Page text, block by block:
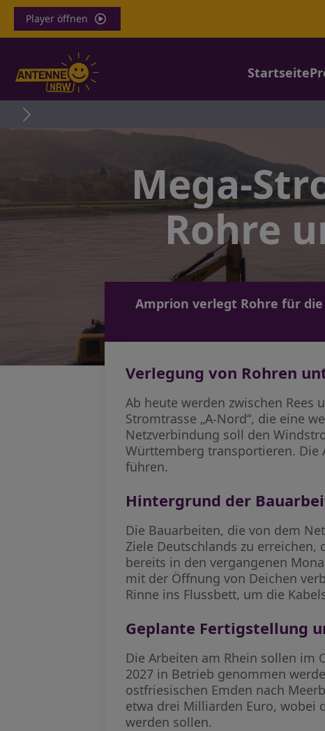
Player öffnen
Startseite
KVB-
Mega-
Rohre
Amprion verlegt Rohre für
Verlegung von Rohren
Ab heute werden zwischen Rees
Stromtrasse „A-Nord“, die eine
Netzverbindung soll den
Württemberg transportieren. Die
führen.
Hintergrund der
Die Bauarbeiten, die von dem
Ziele Deutschlands zu
bereits in den vergangenen
mit der Öffnung von Deichen
Rinne ins Flussbett, um die
Geplante Fertigstellung
Die Arbeiten am Rhein sollen im
2027 in Betrieb genommen
ostfriesischen Emden nach
etwa drei Milliarden Euro, wobei
werden sollen.